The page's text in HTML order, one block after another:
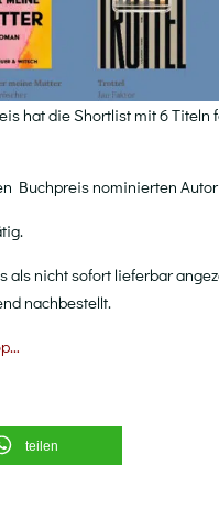
hat die Short­list mit 6 Titeln
Buch­preis nomi­nier­ten
als nicht sofort lie­fer­bar
nachbestellt.
tei­len